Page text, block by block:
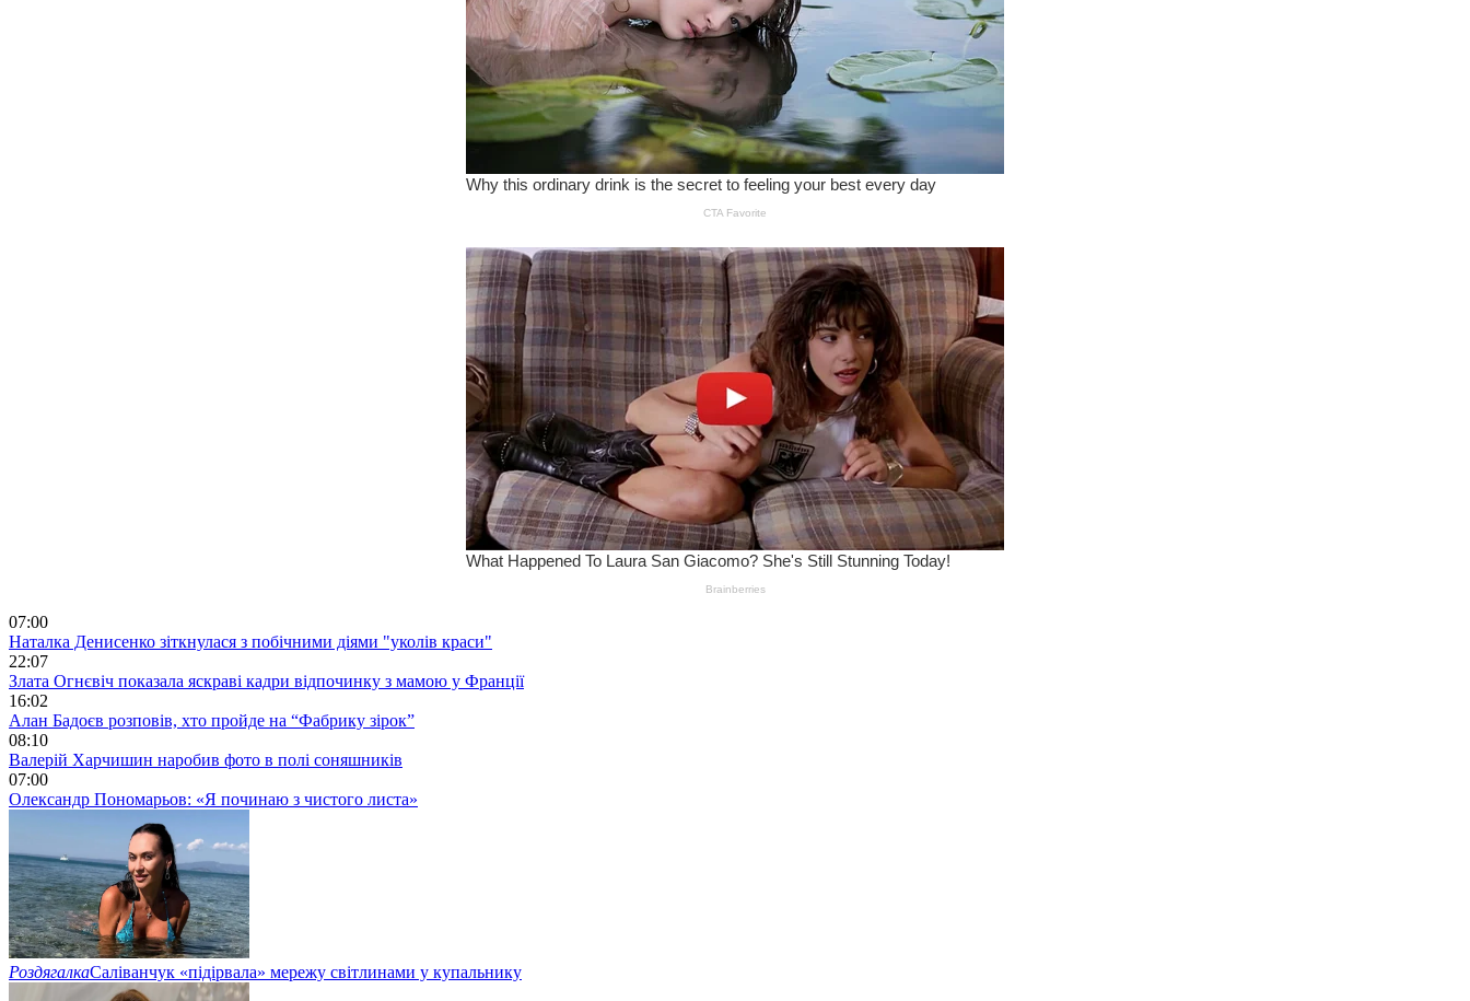
07:00
Наталка Денисенко зіткнулася з побічними діями "уколів краси"
22:07
Злата Огнєвіч показала яскраві кадри відпочинку з мамою у Франції
16:02
Алан Бадоєв розповів, хто пройде на “Фабрику зірок”
08:10
Валерій Харчишин наробив фото в полі соняшників
07:00
Олександр Пономарьов: «Я починаю з чистого листа»
РоздягалкаСаліванчук «підірвала» мережу світлинами у купальнику